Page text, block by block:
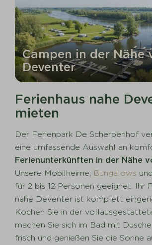
Campen in der Nähe
Deventer
Ferienhaus nahe
mieten
Der Ferienpark De Scherpenhof
eine umfassende Auswahl an
Ferienunterkünften in der Nähe
Unsere Mobilheime, Bungalows
für 2 bis 12 Personen geeignet. Ihr
nahe Deventer ist komplett
Kochen Sie in der
machen Sie sich im Bad mit
frisch und genießen Sie die Sonne